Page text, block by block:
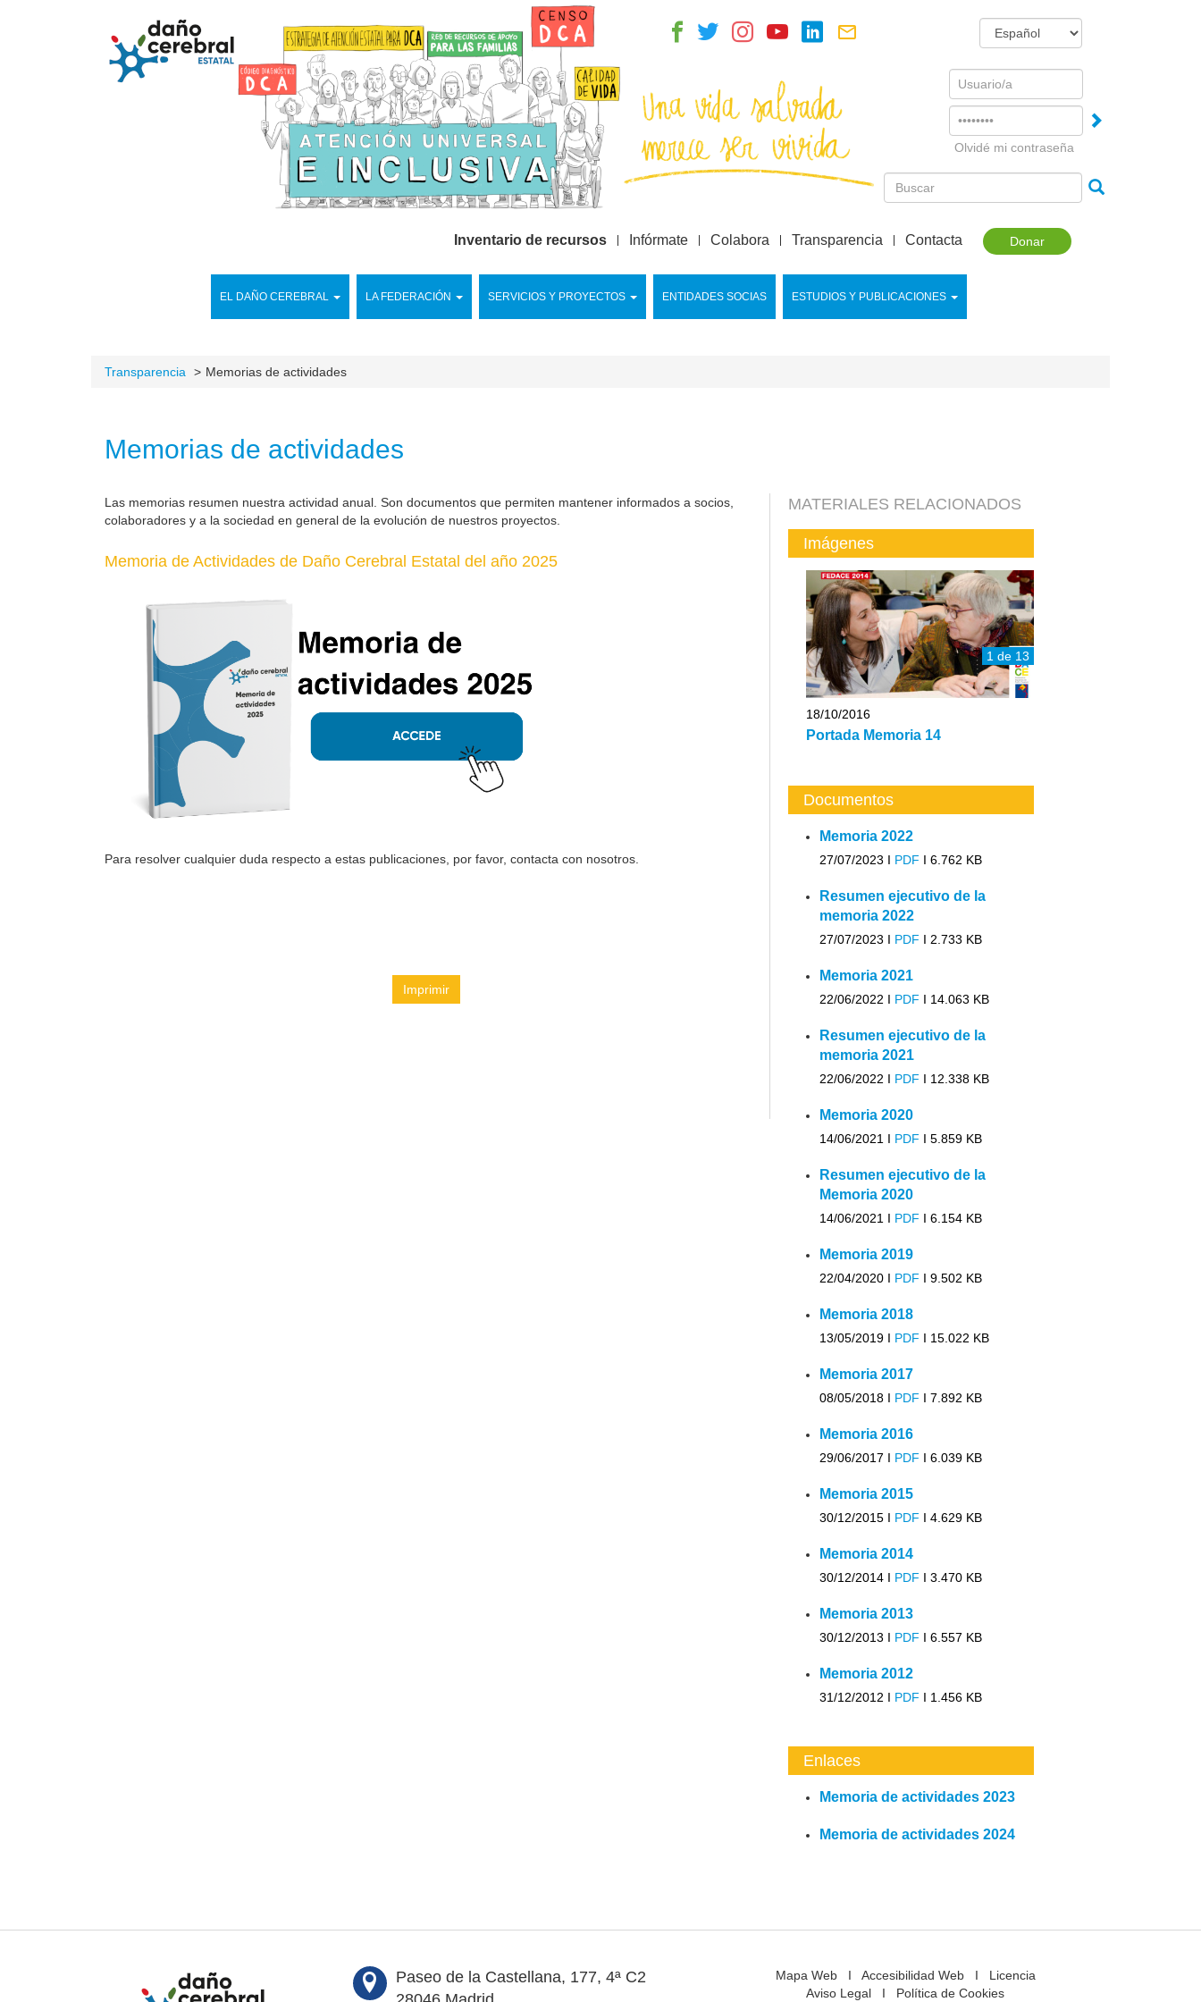
Username
Olvidé mi contraseña
Donar
EL DAÑO CEREBRAL LA FEDERACIÓN SERVICIOS Y PROYECTOS ENTIDADES SOCIAS ESTUDIOS Y PUBLICACIONES
Inventario de recursos Infórmate Colabora Transparencia Contacta
Transparencia Memorias de actividades
Memorias de actividades
Las memorias resumen nuestra actividad anual. Son documentos que permiten mantener informados a socios,
colaboradores y a la sociedad en general de la evolución de nuestros proyectos.
Memoria de Actividades de Daño Cerebral Estatal del año 2025
Para resolver cualquier duda respecto a estas publicaciones, por favor, contacta con nosotros.
Imprimir
MATERIALES RELACIONADOS
Imágenes
1 de 13
18/10/2016
Portada Memoria 14
Documentos
Memoria 2022
27/07/2023 I PDF I 6.762 KB
Resumen ejecutivo de la
memoria 2022
27/07/2023 I PDF I 2.733 KB
Memoria 2021
22/06/2022 I PDF I 14.063 KB
Resumen ejecutivo de la
memoria 2021
22/06/2022 I PDF I 12.338 KB
Memoria 2020
14/06/2021 I PDF I 5.859 KB
Resumen ejecutivo de la
Memoria 2020
14/06/2021 I PDF I 6.154 KB
Memoria 2019
22/04/2020 I PDF I 9.502 KB
Memoria 2018
13/05/2019 I PDF I 15.022 KB
Memoria 2017
08/05/2018 I PDF I 7.892 KB
Memoria 2016
29/06/2017 I PDF I 6.039 KB
Memoria 2015
30/12/2015 I PDF I 4.629 KB
Memoria 2014
30/12/2014 I PDF I 3.470 KB
Memoria 2013
30/12/2013 I PDF I 6.557 KB
Memoria 2012
31/12/2012 I PDF I 1.456 KB
Enlaces
Memoria de actividades 2023
Memoria de actividades 2024
Paseo de la Castellana, 177, 4ª C2
Mapa WebI Accesibilidad WebI Licencia
Aviso Legal I Política de Cookies